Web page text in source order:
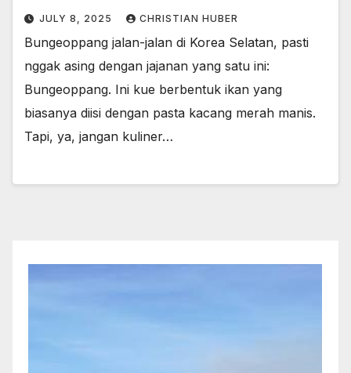
JULY 8, 2025 CHRISTIAN HUBER
Bungeoppang jalan-jalan di Korea Selatan, pasti
nggak asing dengan jajanan yang satu ini:
Bungeoppang. Ini kue berbentuk ikan yang
biasanya diisi dengan pasta kacang merah manis.
Tapi, ya, jangan kuliner…